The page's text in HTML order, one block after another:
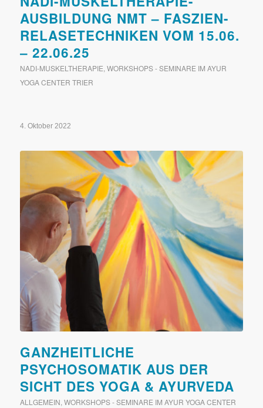
AUSBILDUNG NMT – FASZIEN-
RELASETECHNIKEN VOM 15.06.
– 22.06.25
NADI-MUSKELTHERAPIE, WORKSHOPS - SEMINARE IM AYUR
YOGA CENTER TRIER
4. Oktober 2022
GANZHEITLICHE
PSYCHOSOMATIK AUS DER
SICHT DES YOGA & AYURVEDA
ALLGEMEIN, WORKSHOPS - SEMINARE IM AYUR YOGA CENTER